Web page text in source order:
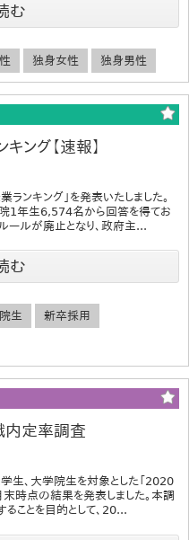
む
独身女性 独身男性
グ【速報】
ンキング」を発表いたしました。
1年生6,574名から回答を得てお
ールが廃止となり、政府主...
む
生 新卒採用
内定率調査
生、大学院生を対象とした「2020
時点の結果を発表しました。本調
ことを目的として、20...